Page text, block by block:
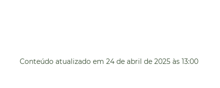
Conteúdo atualizado em 24 de abril de 2025 às 13:00